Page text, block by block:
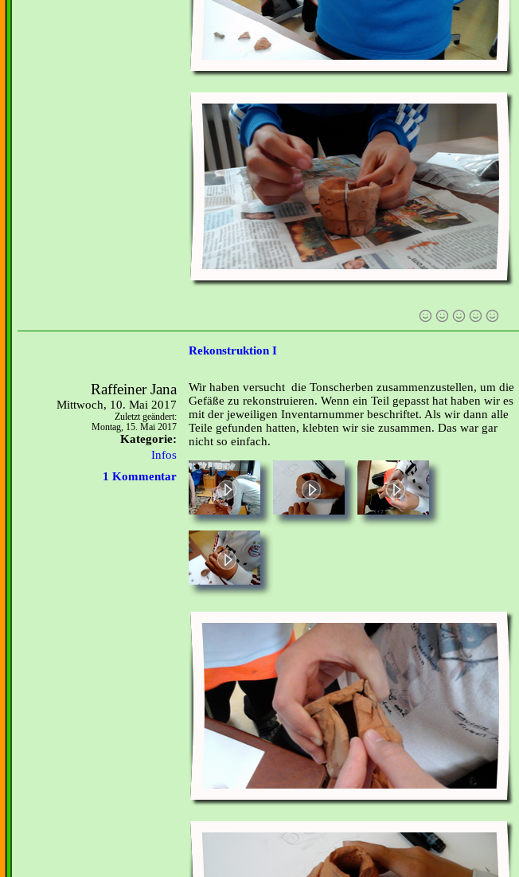
Rekonstruktion I
Raffeiner Jana
Mittwoch, 10. Mai 2017
Zuletzt geändert:
Montag, 15. Mai 2017
Kategorie:
Infos
1 Kommentar
Wir haben versucht die Tonscherben zusammenzustellen, um die
Gefäße zu rekonstruieren. Wenn ein Teil gepasst hat haben wir es
mit der jeweiligen Inventarnummer beschriftet. Als wir dann alle
Teile gefunden hatten, klebten wir sie zusammen. Das war gar
nicht so einfach.